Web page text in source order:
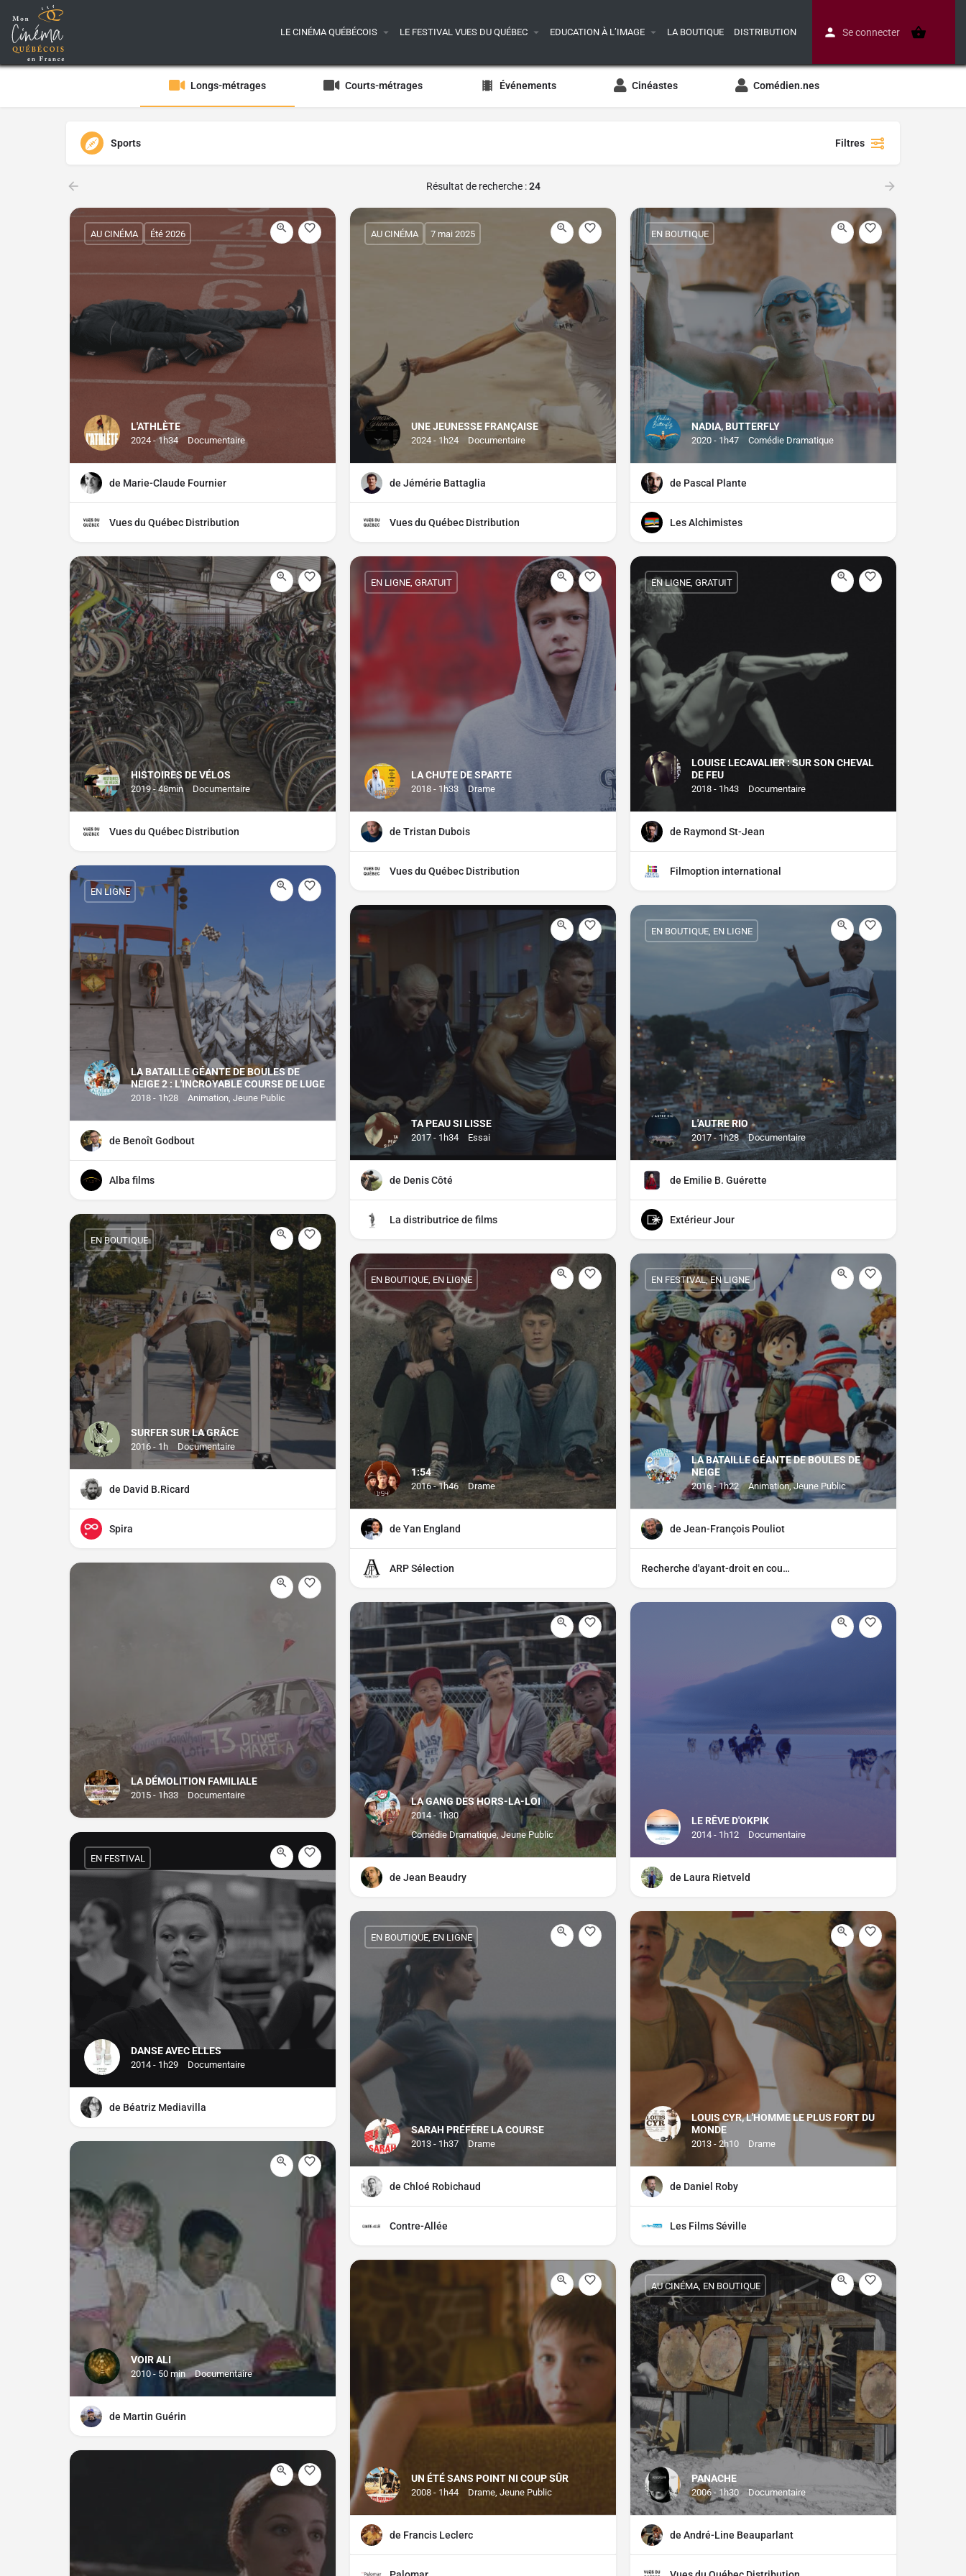
LE CINÉMA QUÉBÉCOIS LE FESTIVAL VUES DU QUÉBEC EDUCATION À L’IMAGE LA BOUTIQUE DISTRIBUTION Se connecter
Longs-métrages Courts-métrages Événements Cinéastes Comédien.nes
Sports Filtres
Résultat de recherche :24
L'ATHLÈTE
2024 - 1h34 Documentaire
AU CINÉMA Été 2026
de Marie-Claude Fournier
Vues du Québec Distribution
UNE JEUNESSE FRANÇAISE
2024 - 1h24 Documentaire
AU CINÉMA 7 mai 2025
de Jémérie Battaglia
Vues du Québec Distribution
NADIA, BUTTERFLY
2020 - 1h47 Comédie Dramatique
EN BOUTIQUE
de Pascal Plante
Les Alchimistes
HISTOIRES DE VÉLOS
2019 - 48min Documentaire
Vues du Québec Distribution
LA CHUTE DE SPARTE
2018 - 1h33 Drame
EN LIGNE, GRATUIT
de Tristan Dubois
Vues du Québec Distribution
LOUISE LECAVALIER : SUR SON CHEVAL
DE FEU
2018 - 1h43 Documentaire
EN LIGNE, GRATUIT
de Raymond St-Jean
Filmoption international
LA BATAILLE GÉANTE DE BOULES DE
NEIGE 2 : L'INCROYABLE COURSE DE LUGE
2018 - 1h28 Animation, Jeune Public
EN LIGNE
de Benoît Godbout
Alba films
TA PEAU SI LISSE
2017 - 1h34 Essai
de Denis Côté
La distributrice de films
L'AUTRE RIO
2017 - 1h28 Documentaire
EN BOUTIQUE, EN LIGNE
de Emilie B. Guérette
Extérieur Jour
SURFER SUR LA GRÂCE
2016 - 1h Documentaire
EN BOUTIQUE
de David B.Ricard
Spira
1:54
2016 - 1h46 Drame
EN BOUTIQUE, EN LIGNE
de Yan England
ARP Sélection
LA BATAILLE GÉANTE DE BOULES DE
NEIGE
2016 - 1h22 Animation, Jeune Public
EN FESTIVAL, EN LIGNE
de Jean-François Pouliot
Recherche d'ayant-droit en cours
LA DÉMOLITION FAMILIALE
2015 - 1h33 Documentaire
LA GANG DES HORS-LA-LOI
2014 - 1h30
Comédie Dramatique, Jeune Public
de Jean Beaudry
LE RÊVE D'OKPIK
2014 - 1h12 Documentaire
de Laura Rietveld
DANSE AVEC ELLES
2014 - 1h29 Documentaire
EN FESTIVAL
de Béatriz Mediavilla
SARAH PRÉFÈRE LA COURSE
2013 - 1h37 Drame
EN BOUTIQUE, EN LIGNE
de Chloé Robichaud
Contre-Allée
LOUIS CYR, L'HOMME LE PLUS FORT DU
MONDE
2013 - 2h10 Drame
de Daniel Roby
Les Films Séville
VOIR ALI
2010 - 50 min Documentaire
de Martin Guérin
UN ÉTÉ SANS POINT NI COUP SÛR
2008 - 1h44 Drame, Jeune Public
de Francis Leclerc
PANACHE
2006 - 1h30 Documentaire
AU CINÉMA, EN BOUTIQUE
de André-Line Beauparlant